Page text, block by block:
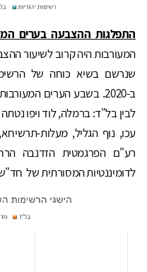
התפלגות ההצבעה בערים
המעורבות היה קרוב לשיעור
ב-2020. בשבע הערים
לבין בל"ד: ברמלה, לוד ויפו
עכו, נוף הגליל, מעלות-
רע"ם הפרגמטית הזדנבה
לדומיננטיות המסורתית של